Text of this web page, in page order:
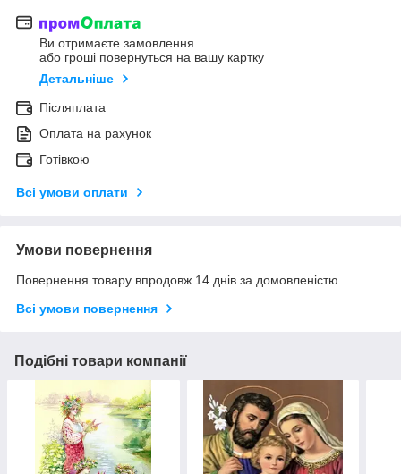
Ви отримаєте замовлення
або гроші повернуться на вашу картку
Детальніше
Післяплата
Оплата на рахунок
Готівкою
Всі умови оплати
Умови повернення
Повернення товару впродовж 14 днів за домовленістю
Всі умови повернення
Подібні товари компанії